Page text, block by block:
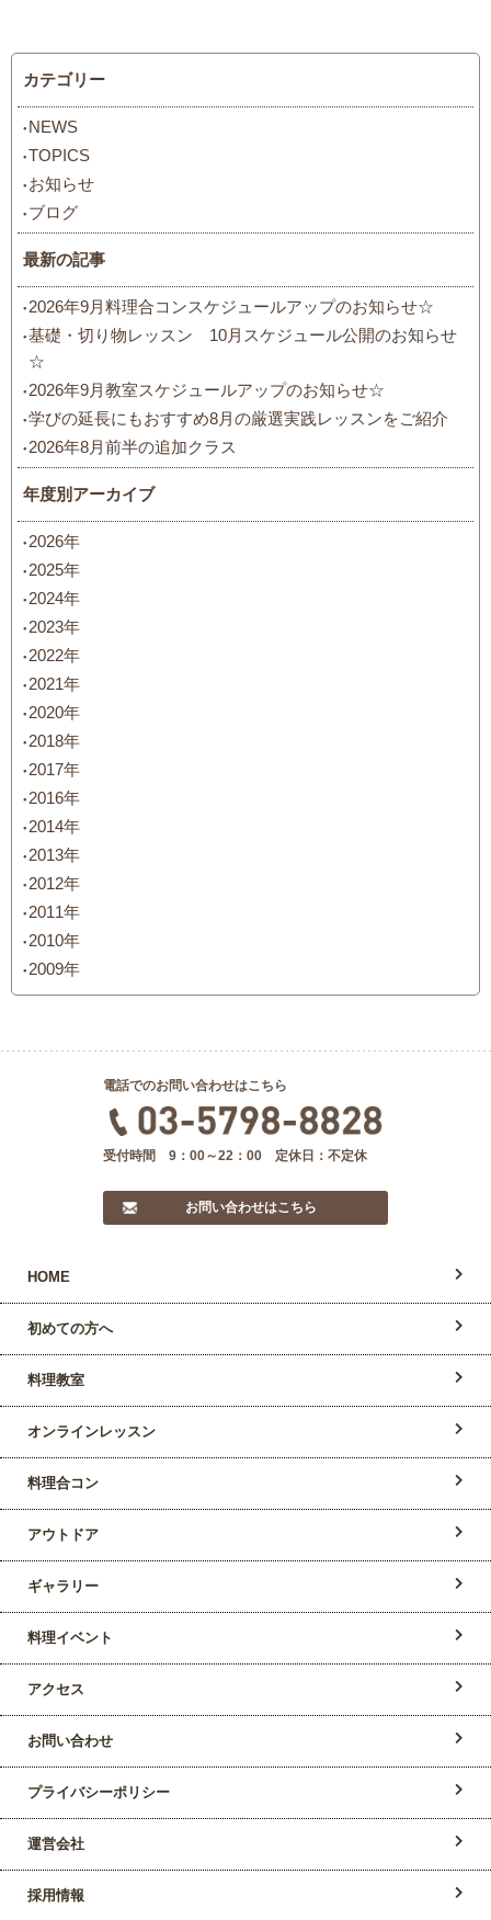
カテゴリー
NEWS
TOPICS
お知らせ
ブログ
最新の記事
2026年9月料理合コンスケジュールアップのお知らせ☆
基礎・切り物レッスン 10月スケジュール公開のお知らせ
☆
2026年9月教室スケジュールアップのお知らせ☆
学びの延長にもおすすめ8月の厳選実践レッスンをご紹介
2026年8月前半の追加クラス
年度別アーカイブ
2026年
2025年
2024年
2023年
2022年
2021年
2020年
2018年
2017年
2016年
2014年
2013年
2012年
2011年
2010年
2009年
電話でのお問い合わせはこちら
受付時間 9：00～22：00 定休日：不定休
お問い合わせはこちら
HOME
初めての方へ
料理教室
オンラインレッスン
料理合コン
アウトドア
ギャラリー
料理イベント
アクセス
お問い合わせ
プライバシーポリシー
運営会社
採用情報